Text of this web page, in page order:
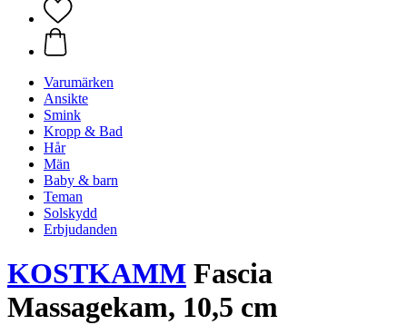
Varumärken
Ansikte
Smink
Kropp & Bad
Hår
Män
Baby & barn
Teman
Solskydd
Erbjudanden
KOSTKAMM Fascia
Massagekam, 10,5 cm